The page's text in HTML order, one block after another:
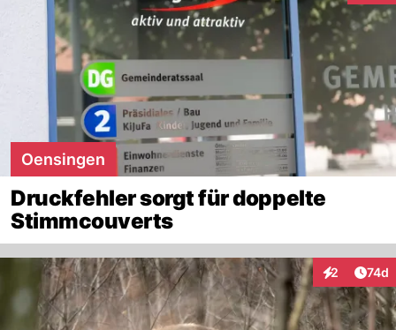
Oensingen
Druckfehler sorgt für doppelte
Stimmcouverts
2
Interaktionen
74d